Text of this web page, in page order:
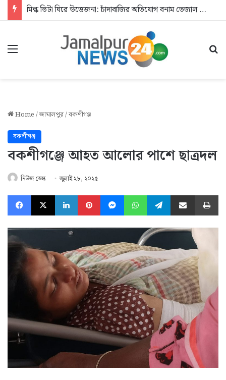
মিল্ক ভিটা ঘিরে উত্তেজনা: চাঁদাবাজির অভিযোগ বনাম ভেজাল দুধের জিডি
Menu
Home/জামালপুর/বকশীগঞ্জ
বকশীগঞ্জ
বকশীগঞ্জে আহত আলোর পাশে ছাত্রদল
নিউজ ডেস্ক জুলাই ২৮, ২০২৫
Facebook
X LinkedInPinterestMessengerWhatsAppTelegramShare via Email